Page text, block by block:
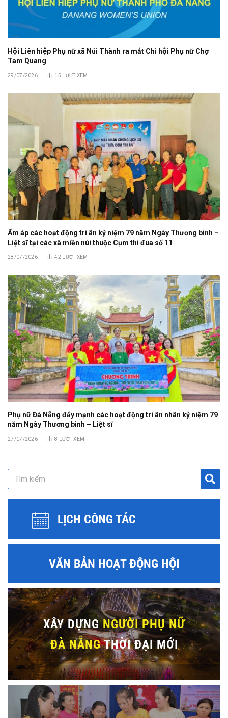
Hội Liên hiệp Phụ nữ xã Núi Thành ra mắt Chi hội Phụ nữ Chợ
Tam Quang
29/07/2026 15 LƯỢT XEM
Ấm áp các hoạt động tri ân kỷ niệm 79 năm Ngày Thương binh –
Liệt sĩ tại các xã miền núi thuộc Cụm thi đua số 11
28/07/2026 42 LƯỢT XEM
Phụ nữ Đà Nẵng đẩy mạnh các hoạt động tri ân nhân kỷ niệm 79
năm Ngày Thương binh – Liệt sĩ
27/07/2026 8 LƯỢT XEM
LỊCH CÔNG TÁC
VĂN BẢN HOẠT ĐỘNG HỘI
XÂY DỰNGNGƯỜI PHỤ NỮ
ĐÀ NẴNGTHỜI ĐẠI MỚI